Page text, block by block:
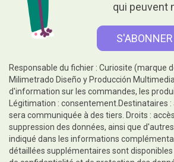
qui peuvent
Responsable du fichier : Curiosite (marque
Milimetrado Diseño y Producción
d'information sur les commandes, les
Légitimation : consentement.Destinataires
sera communiquée à des tiers. Droits :
suppression des données, ainsi que
indiqué dans les informations
détaillées supplémentaires sont